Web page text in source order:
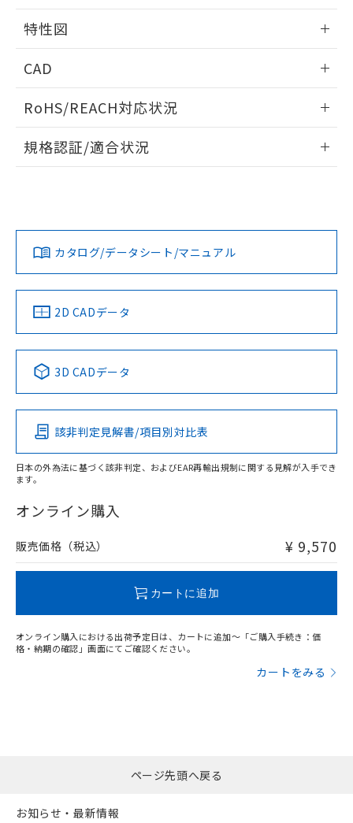
外形図
端子配置/内部接続
特性図
電気的寿命曲線
CAD
ドすることができます。
ログイン/会員登録
ダウンロードデータをご利用いただく前に、以下を必ずお読
みください。
ソフトウェアの使用条件
RoHS/REACH対応状況
EU RoHS 注意事項・凡例
対応済み
中国 RoHS 注意事項・凡例
Pb Hg Cd Cr(VI)
O
在庫等で未対応品が混在する可能性があります。
問い合わせください。
規格認証/適合状況
LR型式承認
（イギリス
船舶規格）
DNV型式承認
（ノルウェー
BV型式承認
（フランス
KR型式
（韓国
Yes No No No
この製品の規格認証/適合状況ページへ
その他の認証はこちらのページからご検索ください
カタログ/データシート/マニュアル
2D CADデータ
3D CADデータ
該非判定見解書/項目別対比表
日本の外為法に基づく該非判定、およびEAR再輸出規制に関する見解が入手でき
ます。
オンライン購入
販売価格（税込） ¥ 9,570
カートに追加
オンライン購入における出荷予定日は、カートに追加～「ご購入手続き：価
格・納期の確認」画面にてご確認ください。
カートをみる
ページ先頭へ戻る
お知らせ・最新情報